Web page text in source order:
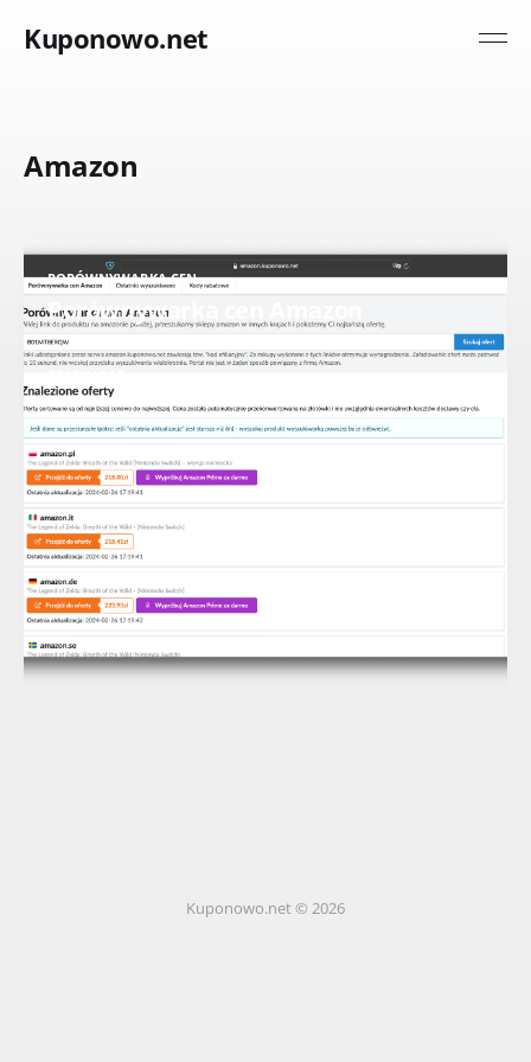
Kuponowo.net
Amazon
PORÓWNYWARKA CEN
Porównywarka cen Amazon
Kuponowo.net © 2026